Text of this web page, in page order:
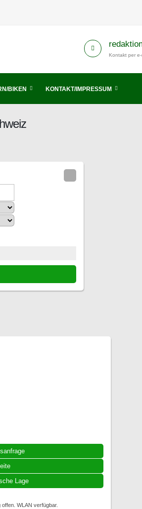
Kontakt per e-
BIKEN KONTAKT/IMPRESSUM
Lage
WLAN verfügbar.